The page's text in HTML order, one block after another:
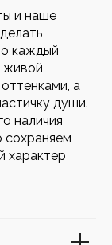
и наше
каждый
живой
а
души.
наличия
сохраняем
характер